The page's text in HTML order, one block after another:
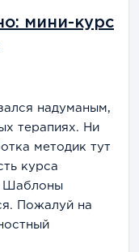
мини-курс
надуманым,
терапиях. Ни
методик тут
курса
Шаблоны
Пожалуй на